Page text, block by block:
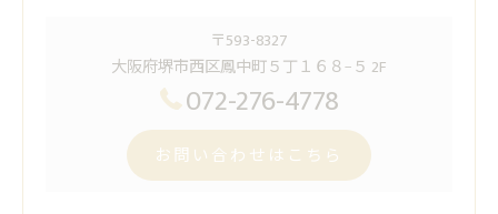
〒593-8327
大阪府堺市西区鳳中町５丁１６８−５ 2F
072-276-4778
お問い合わせはこちら